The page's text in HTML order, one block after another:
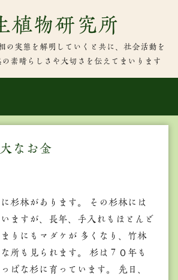
植物研究所
の実態を解明していくと共に、社会活動を
素晴らしさや大切さを伝えてまいります
なお金
杉林があります。 その杉林には
ますが、長年、手入れもほとんど
りにもマダケが 多くなり、竹林
所も見られます。 杉は７０年も
ぱな杉に育っています。 先日、